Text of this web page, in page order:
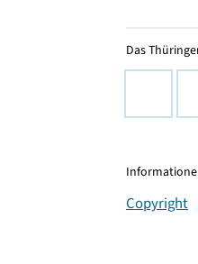
Das
Copyright